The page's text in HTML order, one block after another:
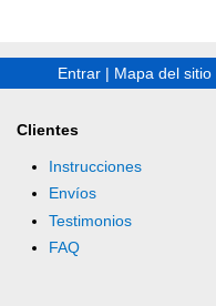
Entrar | Mapa del sitio
Clientes
Instrucciones
Envíos
Testimonios
FAQ